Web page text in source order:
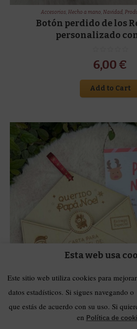
Accesorios, Hecho a mano, Navidad,
Botón perdido de los
personalizado
6,00 €
Add to Cart
Esta web usa
Este sitio web utiliza cookies para
datos estadísticos. Si sigues navegando o
que estás de acuerdo con su uso. Si
en Política de